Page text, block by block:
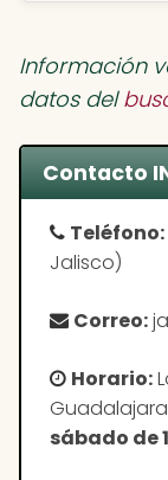
Información
datos del
Contacto
Teléfono:
Jalisco)
Correo:
Horario:
sábado de